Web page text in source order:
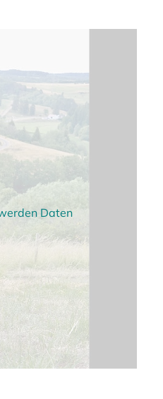
Daten